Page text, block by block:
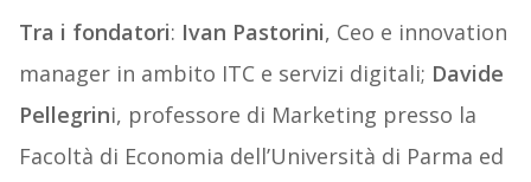
Tra i fondatori: Ivan Pastorini, Ceo e innovation
manager in ambito ITC e servizi digitali; Davide
Pellegrini, professore di Marketing presso la
Facoltà di Economia dell’Università di Parma ed